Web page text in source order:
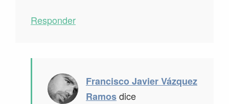
Responder
Francisco Javier Vázquez
Ramosdice